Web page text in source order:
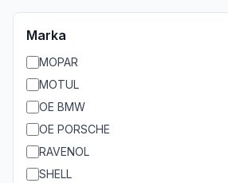
Marka
MOPAR
MOTUL
OE BMW
OE PORSCHE
RAVENOL
SHELL